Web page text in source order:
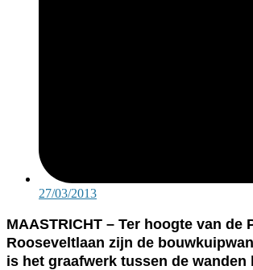
27/03/2013
MAASTRICHT – Ter hoogte van de
Rooseveltlaan zijn de
is het graafwerk tussen de wanden